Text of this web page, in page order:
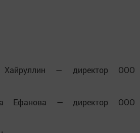
Хайруллин — директор ООО
Ефанова — директор ООО